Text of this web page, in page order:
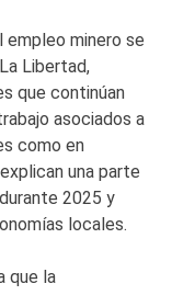
empleo minero se
Libertad,
que continúan
asociados a
como en
una parte
2025 y
locales.
que la